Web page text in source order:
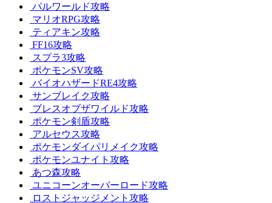
パルワールド攻略
マリオRPG攻略
ティアキン攻略
FF16攻略
スプラ3攻略
ポケモンSV攻略
バイオハザードRE4攻略
サンブレイク攻略
ブレスオブザワイルド攻略
ポケモン剣盾攻略
アルセウス攻略
ポケモンダイパリメイク攻略
ポケモンユナイト攻略
あつ森攻略
ユニコーンオーバーロード攻略
ロストジャッジメント攻略